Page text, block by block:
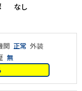
なし
関 正常 外装
無